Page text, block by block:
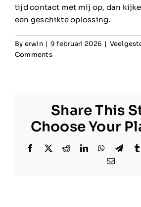
tijd contact met mij op, dan
een geschikte oplossing.
By erwin | 9 februari 2026 |
Comments
Share This
Choose Your
Facebook
X RedditLinkedInWhatsApp
Email